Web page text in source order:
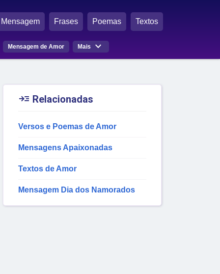
Mensagem Frases Poemas Textos
Mensagem de Amor Mais 
 Relacionadas
Versos e Poemas de Amor
Mensagens Apaixonadas
Textos de Amor
Mensagem Dia dos Namorados